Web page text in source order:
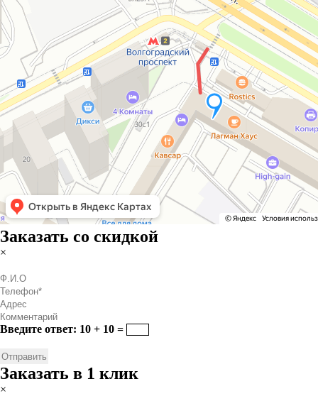
Заказать со скидкой
×
Введите ответ: 10 + 10 =
Заказать в 1 клик
×